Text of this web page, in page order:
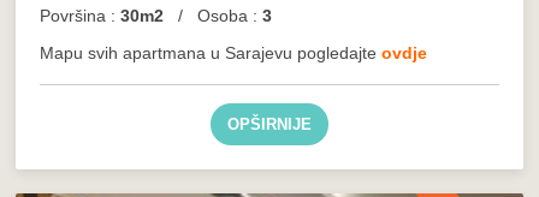
Površina :30m2 / Osoba :3
Mapu svih apartmana u Sarajevu pogledajteovdje
OPŠIRNIJE